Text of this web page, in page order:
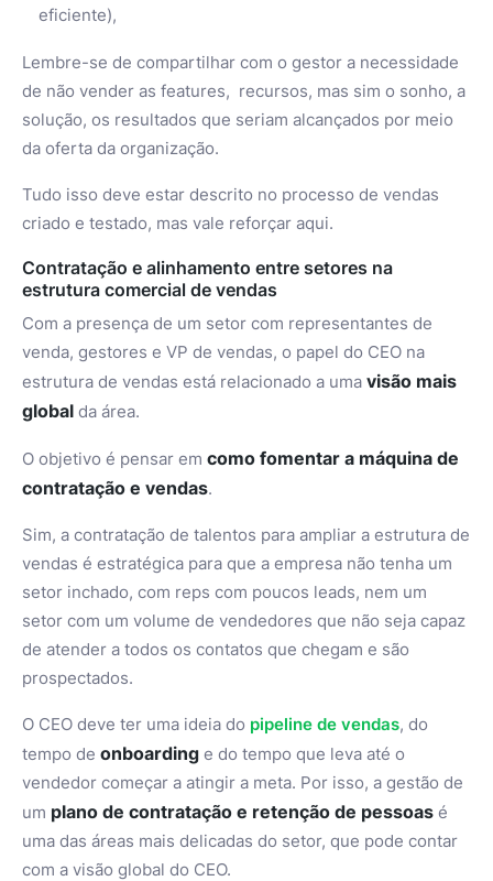
eficiente),
Lembre-se de compartilhar com o gestor a necessidade
de não vender as features, recursos, mas sim o sonho, a
solução, os resultados que seriam alcançados por meio
da oferta da organização.
Tudo isso deve estar descrito no processo de vendas
criado e testado, mas vale reforçar aqui.
Contratação e alinhamento entre setores na
estrutura comercial de vendas
Com a presença de um setor com representantes de
venda, gestores e VP de vendas, o papel do CEO na
estrutura de vendas está relacionado a uma visão mais
global da área.
O objetivo é pensar em como fomentar a máquina de
contratação e vendas.
Sim, a contratação de talentos para ampliar a estrutura de
vendas é estratégica para que a empresa não tenha um
setor inchado, com reps com poucos leads, nem um
setor com um volume de vendedores que não seja capaz
de atender a todos os contatos que chegam e são
prospectados.
O CEO deve ter uma ideia do pipeline de vendas, do
tempo de onboarding e do tempo que leva até o
vendedor começar a atingir a meta. Por isso, a gestão de
um plano de contratação e retenção de pessoas é
uma das áreas mais delicadas do setor, que pode contar
com a visão global do CEO.